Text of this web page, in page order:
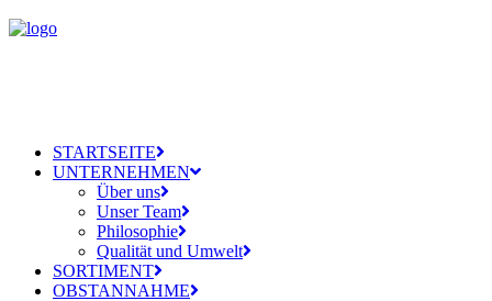
STARTSEITE
UNTERNEHMEN
Über uns
Unser Team
Philosophie
Qualität und Umwelt
SORTIMENT
OBSTANNAHME